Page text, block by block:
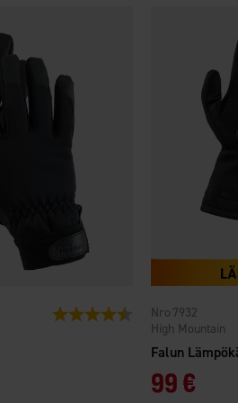
Arvio: 4.2 5:sta tähdestä
Falun
High Mountain
7932
99 €